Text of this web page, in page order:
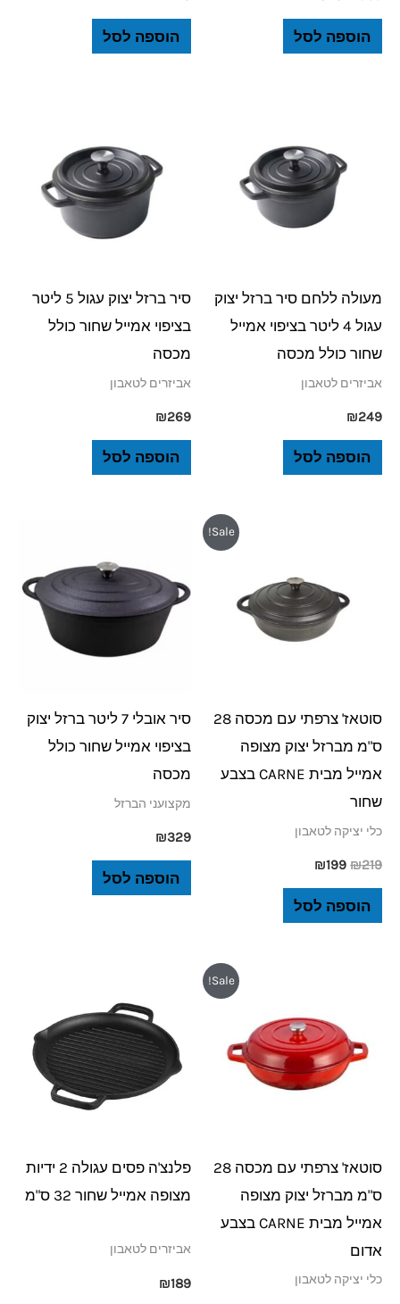
הוספה לסל הוספה לסל
מעולה ללחם סיר ברזל יצוק
עגול 4 ליטר בציפוי אמייל
שחור כולל מכסה
אביזרים לטאבון
₪249
הוספה לסל
סיר ברזל יצוק עגול 5 ליטר
בציפוי אמייל שחור כולל
מכסה
אביזרים לטאבון
₪269
הוספה לסל
Sale!
סוטאז' צרפתי עם מכסה 28
ס"מ מברזל יצוק מצופה
אמייל מבית CARNE בצבע
שחור
כלי יציקה לטאבון
₪219
₪199
₪199.
הוספה לסל
סיר אובלי 7 ליטר ברזל יצוק
בציפוי אמייל שחור כולל
מכסה
מקצועני הברזל
₪329
הוספה לסל
Sale!
סוטאז' צרפתי עם מכסה 28
ס"מ מברזל יצוק מצופה
אמייל מבית CARNE בצבע
אדום
כלי יציקה לטאבון
₪219.
₪199.
פלנצ'ה פסים עגולה 2 ידיות
מצופה אמייל שחור 32 ס"מ
אביזרים לטאבון
₪189